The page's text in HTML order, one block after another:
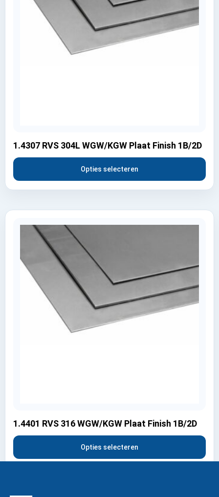
1.4307 RVS 304L WGW/KGW Plaat Finish 1B/2D
Opties selecteren
1.4401 RVS 316 WGW/KGW Plaat Finish 1B/2D
Opties selecteren